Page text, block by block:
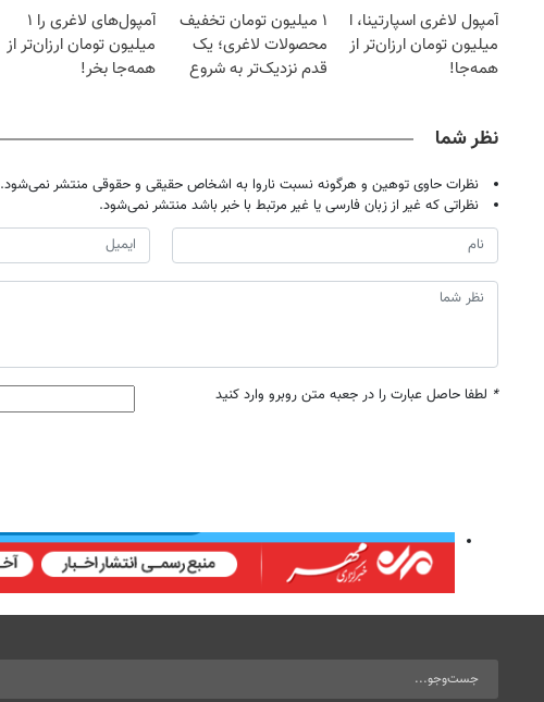
آمپول لاغری اسپارتینا، ا
میلیون تومان ارزان‌تر از
همه‌جا!
۱ میلیون تومان تخفیف
محصولات لاغری؛ یک
قدم نزدیک‌تر به شروع
آمپول‌های لاغری را ۱
میلیون تومان ارزان‌تر از
همه‌جا بخر!
نظر شما
نظرات حاوی توهین و هرگونه نسبت ناروا به اشخاص حقیقی و حقوقی منتشر نمی‌شود.
نظراتی که غیر از زبان فارسی یا غیر مرتبط با خبر باشد منتشر نمی‌شود.
* لطفا حاصل عبارت را در جعبه متن روبرو وارد کنید